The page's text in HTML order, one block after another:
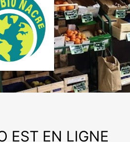
EST EN LIGNE